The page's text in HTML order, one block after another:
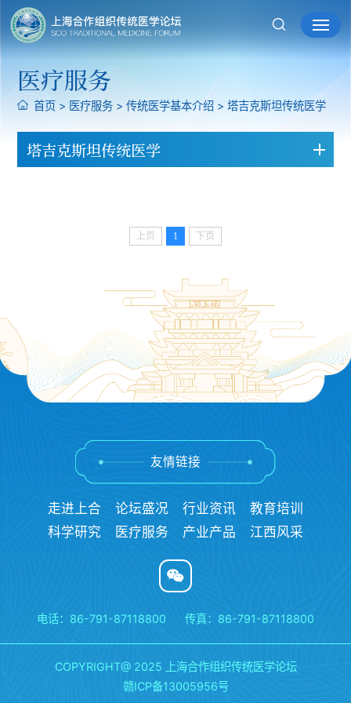
医疗服务
首页 > 医疗服务 >传统医学基本介绍 >塔吉克斯坦传统医学
塔吉克斯坦传统医学
上页 1 下页
友情链接
走进上合 论坛盛况 行业资讯
教育培训
科学研究
医疗服务 产业产品 江西风采
电话：86-791-87118800 传真：86-791-87118800
COPYRIGHT@ 2025 上海合作组织传统医学论坛
赣ICP备13005956号